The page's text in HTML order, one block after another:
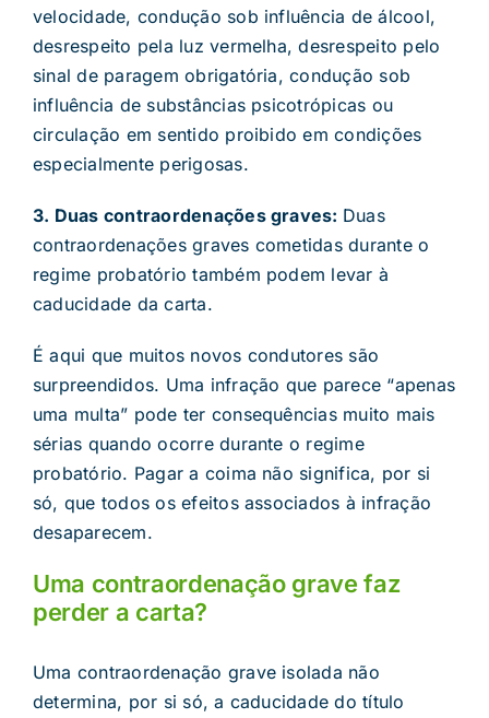
velocidade, condução sob influência de álcool,
desrespeito pela luz vermelha, desrespeito pelo
sinal de paragem obrigatória, condução sob
influência de substâncias psicotrópicas ou
circulação em sentido proibido em condições
especialmente perigosas.
3. Duas contraordenações graves: Duas
contraordenações graves cometidas durante o
regime probatório também podem levar à
caducidade da carta.
É aqui que muitos novos condutores são
surpreendidos. Uma infração que parece “apenas
uma multa” pode ter consequências muito mais
sérias quando ocorre durante o regime
probatório. Pagar a coima não significa, por si
só, que todos os efeitos associados à infração
desaparecem.
Uma contraordenação grave faz
perder a carta?
Uma contraordenação grave isolada não
determina, por si só, a caducidade do título